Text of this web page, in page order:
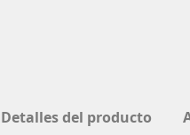
Detalles del producto